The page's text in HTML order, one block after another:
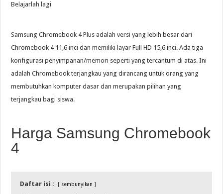
Belajarlah lagi
Samsung Chromebook 4 Plus adalah versi yang lebih besar dari
Chromebook 4 11,6 inci dan memiliki layar Full HD 15,6 inci. Ada tiga
konfigurasi penyimpanan/memori seperti yang tercantum di atas. Ini
adalah Chromebook terjangkau yang dirancang untuk orang yang
membutuhkan komputer dasar dan merupakan pilihan yang
terjangkau bagi siswa.
Harga Samsung Chromebook
4
Daftar isi : sembunyikan